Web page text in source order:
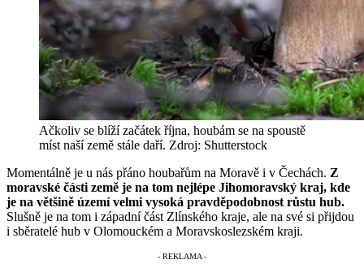
Ačkoliv se blíží začátek října, houbám se na spoustě
míst naší země stále daří. Zdroj: Shutterstock
Momentálně je u nás přáno houbařům na Moravě i v Čechách. Z
moravské části země je na tom nejlépe Jihomoravský kraj, kde
je na většině území velmi vysoká pravděpodobnost růstu hub.
Slušně je na tom i západní část Zlínského kraje, ale na své si přijdou
i sběratelé hub v Olomouckém a Moravskoslezském kraji.